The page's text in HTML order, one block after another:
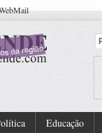
Educação